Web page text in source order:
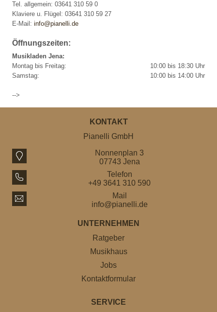
Tel. allgemein: 03641 310 59 0
Klaviere u. Flügel: 03641 310 59 27
E-Mail: info@pianelli.de
Öffnungszeiten:
Musikladen Jena:
Montag bis Freitag:
10:00 bis 18:30 Uhr
Samstag:
10:00 bis 14:00 Uhr
-->
KONTAKT
Pianelli GmbH
Nonnenplan 3
07743 Jena
Telefon
+49 3641 310 590
Mail
info@pianelli.de
UNTERNEHMEN
Ratgeber
Musikhaus
Jobs
Kontaktformular
SERVICE